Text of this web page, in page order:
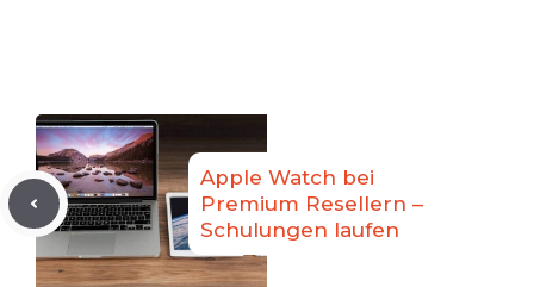
Apple Watch bei
Premium Resellern –
Schulungen laufen